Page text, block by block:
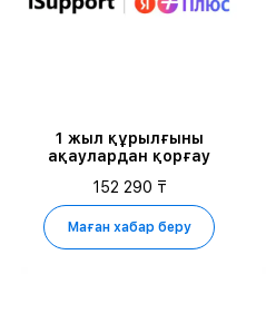
1 жыл құрылғыны
ақаулардан қорғау
152 290 ₸
Маған хабар беру